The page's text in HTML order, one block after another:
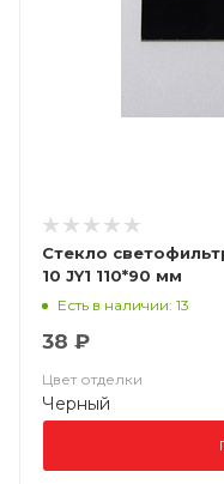
Стекло
10 JY1 110*90 мм
Есть в наличии: 13
38 ₽
Цвет отделки
Черный